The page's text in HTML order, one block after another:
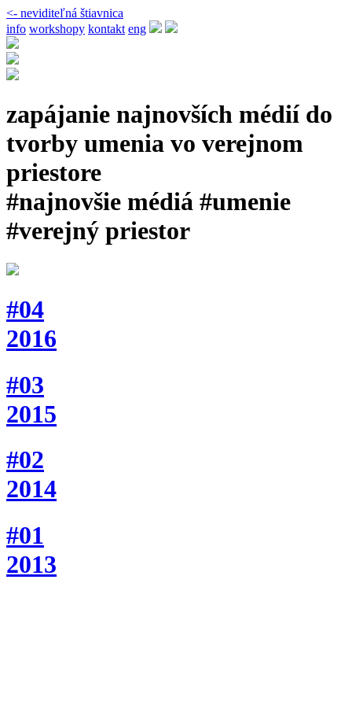
<- neviditeľná štiavnica
info workshopy kontakt eng
zapájanie najnovších médií do
tvorby umenia vo verejnom
priestore
#najnovšie médiá #umenie
#verejný priestor
#04
2016
#03
2015
#02
2014
#01
2013